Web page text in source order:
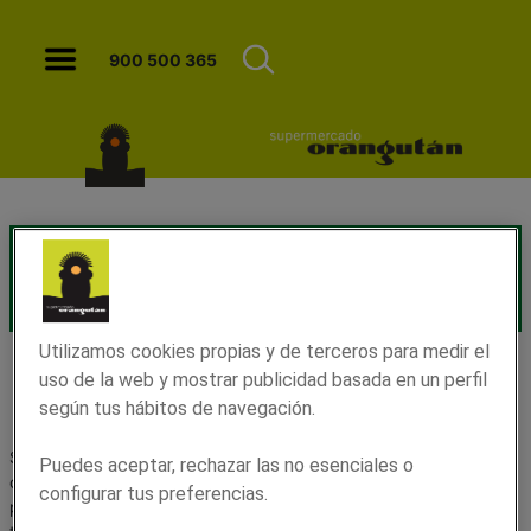
Origen Aragón - Orangutan
900 500 365
Productos Origen Aragón
Somos unos supermercados comprometidos con el territorio y
con los productores, agricultores y ganaderos locales que ponen
pasión en su oficio para ofrecerte la mejor calidad. Por esto, en
Utilizamos cookies propias y de terceros para medir el
uso de la web y mostrar publicidad basada en un perfil
según tus hábitos de navegación.
Puedes aceptar, rechazar las no esenciales o
configurar tus preferencias.